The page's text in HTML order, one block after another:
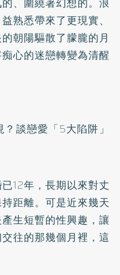
、圍繞著幻想的。浪
熟悉帶來了更現實、
朝陽驅散了朦朧的月
心的迷戀轉變為清醒
談戀愛「5大陷阱」
12年，長期以來對丈
距離。可是近來幾天
生短暫的性興趣，讓
往的那幾個月裡，這